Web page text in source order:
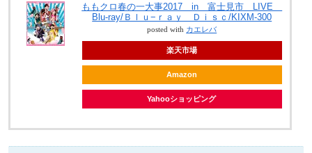
ももクロ春の一大事2017 in 富士見市 LIVE
Blu-ray/Ｂｌｕ−ｒａｙ Ｄｉｓｃ/KIXM-300
posted with カエレバ
楽天市場
Amazon
Yahooショッピング